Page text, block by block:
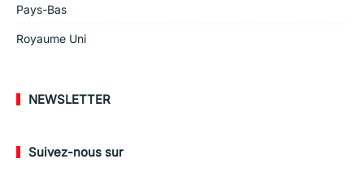
Pays-Bas
Royaume Uni
NEWSLETTER
Suivez-nous sur